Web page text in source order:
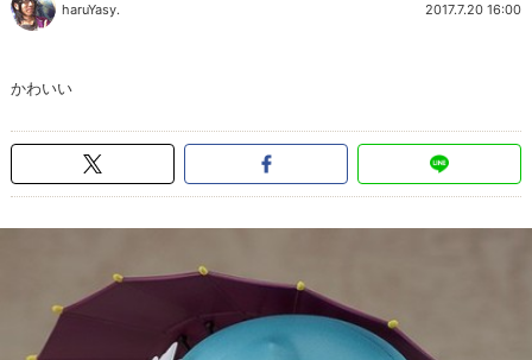
haruYasy. 2017.7.20 16:00
かわいい